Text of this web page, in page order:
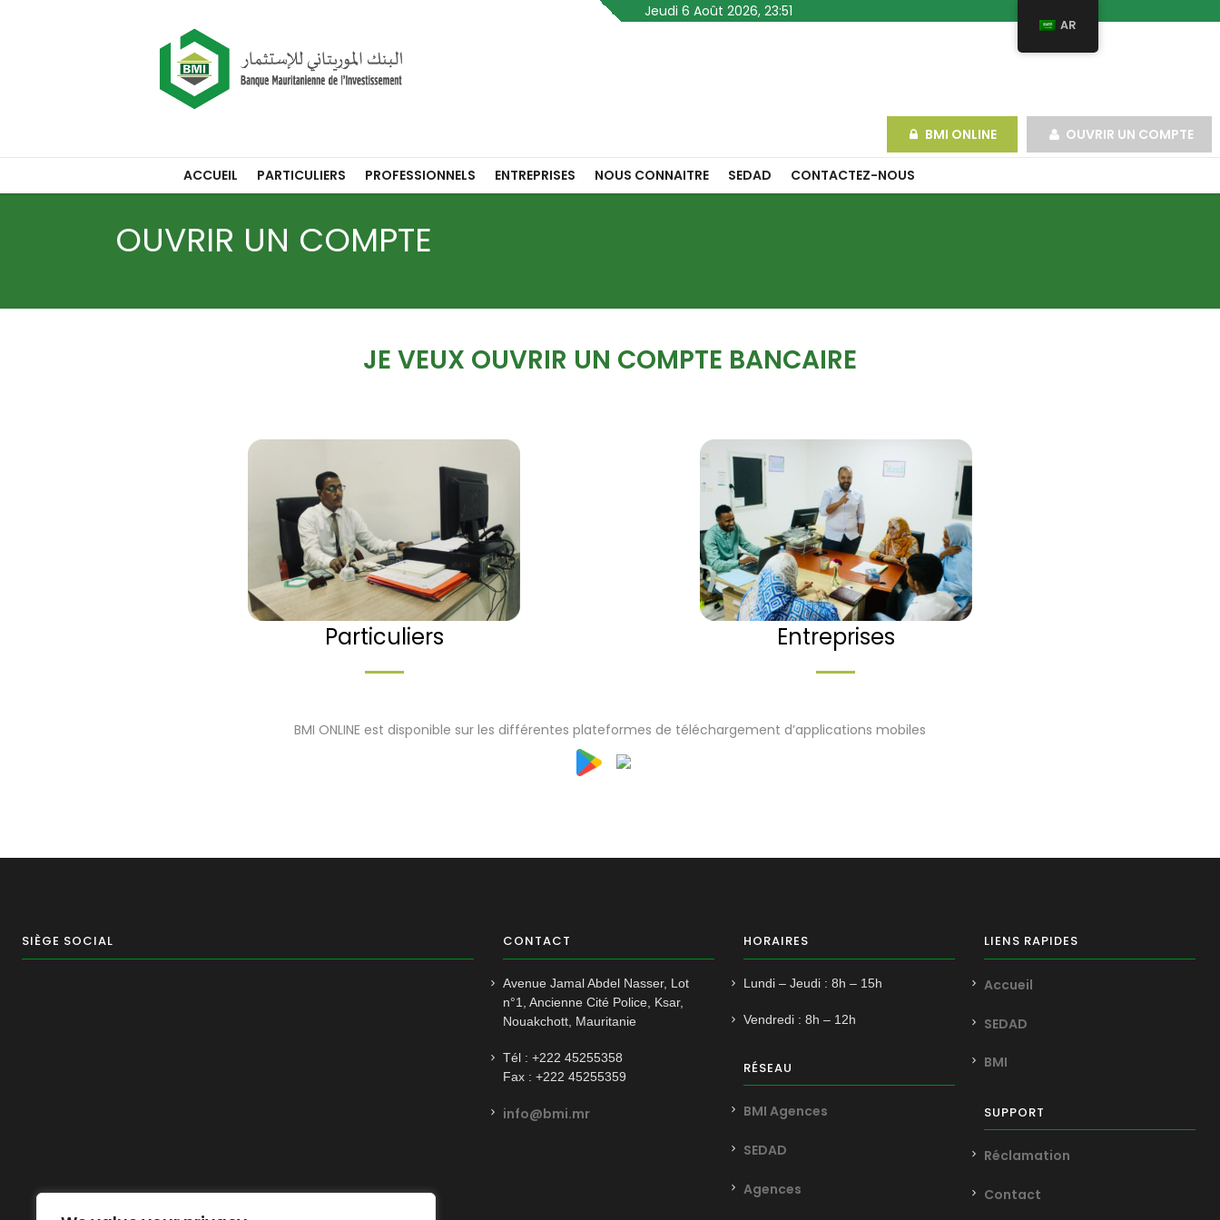
Jeudi 6 Août 2026, 23:51
BMI ONLINE OUVRIR UN COMPTE
ACCUEIL PARTICULIERS PROFESSIONNELS ENTREPRISES NOUS CONNAITRE SEDAD CONTACTEZ-NOUS
HOME>OUVRIR UN COMPTE
OUVRIR UN COMPTE
JE VEUX OUVRIR UN COMPTE BANCAIRE
Particuliers Entreprises
BMI ONLINE est disponible sur les différentes plateformes de téléchargement d’applications mobiles
SIÈGE SOCIAL CONTACT
Avenue Jamal Abdel Nasser, Lot
n°1, Ancienne Cité Police, Ksar,
Nouakchott, Mauritanie
Tél : +222 45255358
Fax : +222 45255359
info@bmi.mr
HORAIRES
Lundi – Jeudi : 8h – 15h
Vendredi : 8h – 12h
RÉSEAU
BMI Agences
SEDAD
Agences
LIENS RAPIDES
Accueil
SEDAD
BMI
SUPPORT
Réclamation
Contact
AR